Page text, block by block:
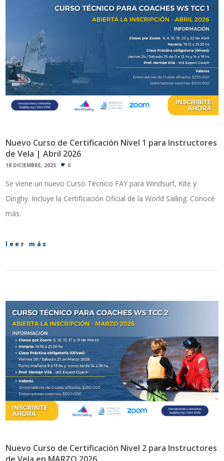
Nuevo Curso de Certificación Nivel 1 para Instructores
de Vela | Abril 2026
18 DICIEMBRE, 2025 0
Se viene un nuevo Curso Técnico FAY para Windsurf, Kite y
Dinghy. Incluye la Certificación Oficial de la World Sailing. Conocé
más.
leer más
Nuevo Curso de Certificación Nivel 2 para Instructores